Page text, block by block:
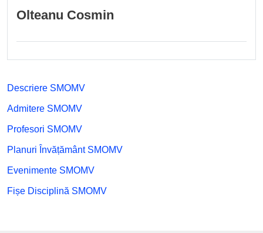
Olteanu Cosmin
Descriere SMOMV
Admitere SMOMV
Profesori SMOMV
Planuri Învățământ SMOMV
Evenimente SMOMV
Fișe Disciplină SMOMV